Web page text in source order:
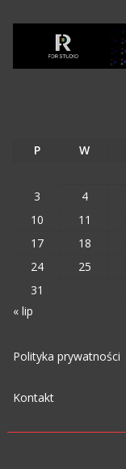
P W
3
4
10
11
17
18
24
25
31
« lip
Polityka prywatności
Kontakt